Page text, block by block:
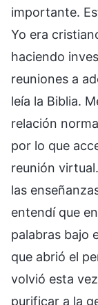
importante.
Yo era
haciendo
reuniones a
leía la Biblia.
relación
por lo que
reunión
las
entendí que en
palabras bajo
que abrió el
volvió esta
purificar a la